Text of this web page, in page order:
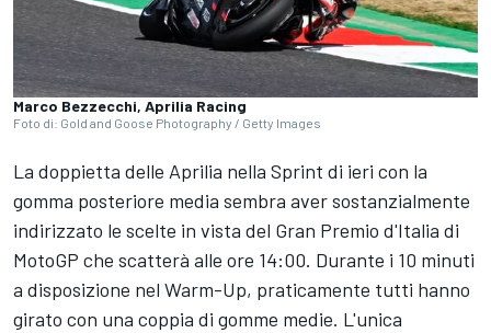
Marco Bezzecchi, Aprilia Racing
Foto di: Gold and Goose Photography / Getty Images
La doppietta delle Aprilia nella Sprint di ieri con la
gomma posteriore media sembra aver sostanzialmente
indirizzato le scelte in vista del Gran Premio d'Italia di
MotoGP che scatterà alle ore 14:00. Durante i 10 minuti
a disposizione nel Warm-Up, praticamente tutti hanno
girato con una coppia di gomme medie. L'unica